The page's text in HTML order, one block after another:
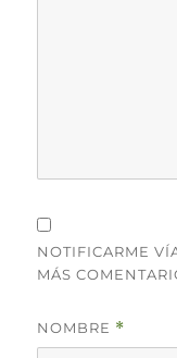
NOTIFICARME
MÁS
NOMBRE *